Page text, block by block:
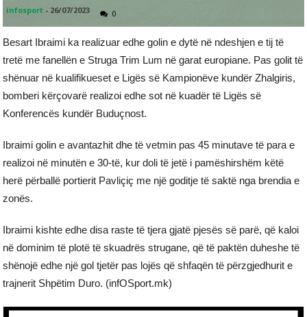
infosport - 26/07/2023 0
Besart Ibraimi ka realizuar edhe golin e dytë në ndeshjen e tij të
tretë me fanellën e Struga Trim Lum në garat europiane. Pas golit të
shënuar në kualifikueset e Ligës së Kampionëve kundër Zhalgiris,
bomberi kërçovarë realizoi edhe sot në kuadër të Ligës së
Konferencës kundër Buduçnost.
Ibraimi golin e avantazhit dhe të vetmin pas 45 minutave të para e
realizoi në minutën e 30-të, kur doli të jetë i pamëshirshëm këtë
herë përballë portierit Pavliçiç me një goditje të saktë nga brendia e
zonës.
Ibraimi kishte edhe disa raste të tjera gjatë pjesës së parë, që kaloi
në dominim të plotë të skuadrës strugane, që të paktën duheshe të
shënojë edhe një gol tjetër pas lojës që shfaqën të përzgjedhurit e
trajnerit Shpëtim Duro. (infOSport.mk)